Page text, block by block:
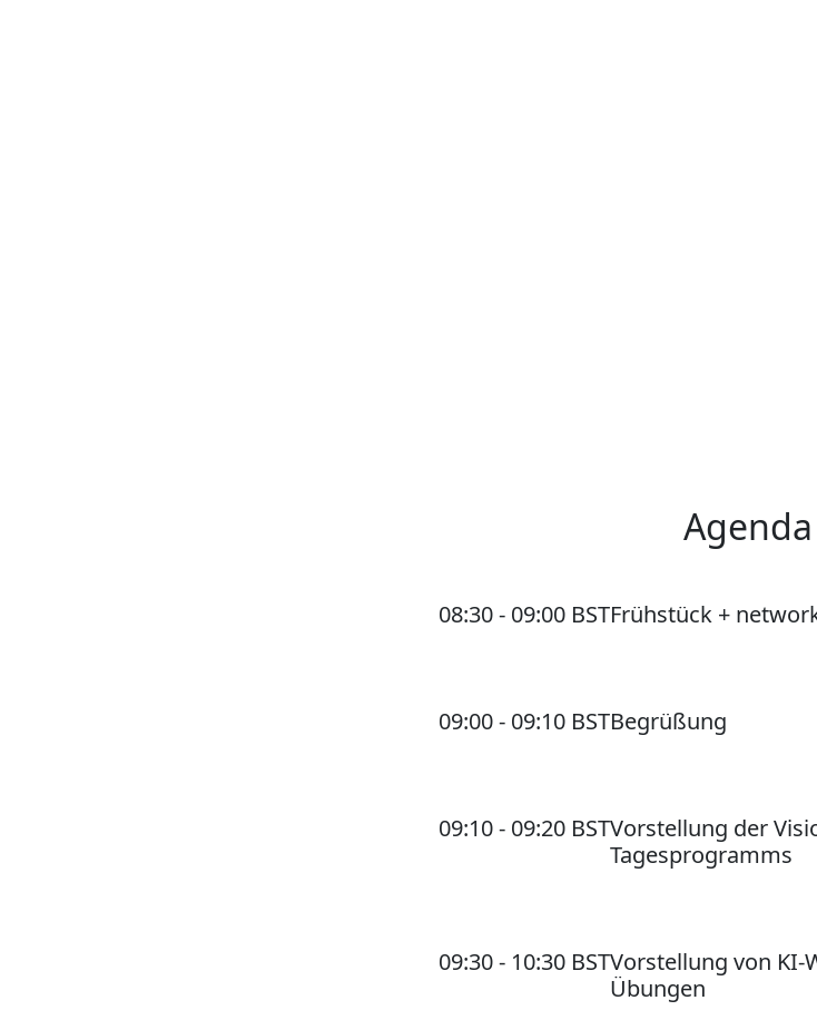
Agenda
08:30 - 09:00 BSTFrühstück +
09:00 - 09:10 BSTBegrüßung
09:10 - 09:20 BSTVorstellung der
Tagesprogramms
09:30 - 10:30 BSTVorstellung von
Übungen